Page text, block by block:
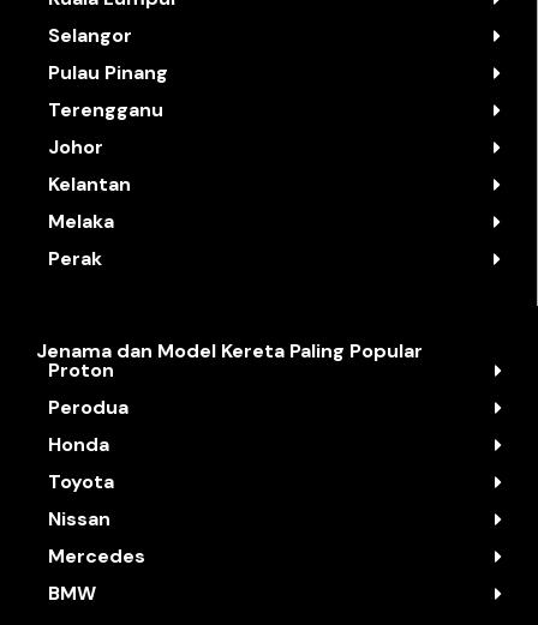
Selangor
Pulau Pinang
Terengganu
Johor
Kelantan
Melaka
Perak
Jenama dan Model Kereta Paling Popular
Proton
Perodua
Honda
Toyota
Nissan
Mercedes
BMW